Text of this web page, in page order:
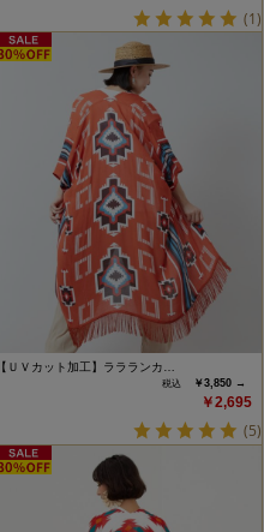
(1)
【ＵＶカット加工】ララランカ…
￥3,850 →
￥2,695
(5)